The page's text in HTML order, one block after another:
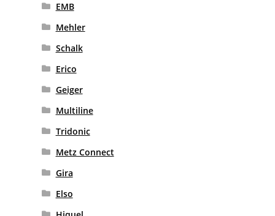
EMB
Mehler
Schalk
Erico
Geiger
Multiline
Tridonic
Metz Connect
Gira
Elso